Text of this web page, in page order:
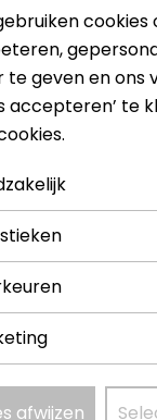
dancontact
product
te geven en ons
accepteren’ te
afwijzen